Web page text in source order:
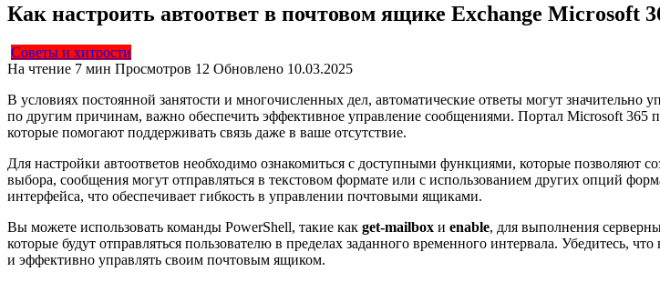
Как настроить автоответ в почтовом ящике Exchange Microsoft
Советы и хитрости
На чтение 7 мин Просмотров 12 Обновлено 10.03.2025
В условиях постоянной занятости и многочисленных дел, автоматические ответы могут значительно
по другим причинам, важно обеспечить эффективное управление сообщениями. Портал Microsoft 365
которые помогают поддерживать связь даже в ваше отсутствие.
Для настройки автоответов необходимо ознакомиться с доступными функциями, которые позволяют
выбора, сообщения могут отправляться в текстовом формате или с использованием других опций
интерфейса, что обеспечивает гибкость в управлении почтовыми ящиками.
Вы можете использовать команды PowerShell, такие как get-mailbox и enable, для выполнения
которые будут отправляться пользователю в пределах заданного временного интервала. Убедитесь,
и эффективно управлять своим почтовым ящиком.